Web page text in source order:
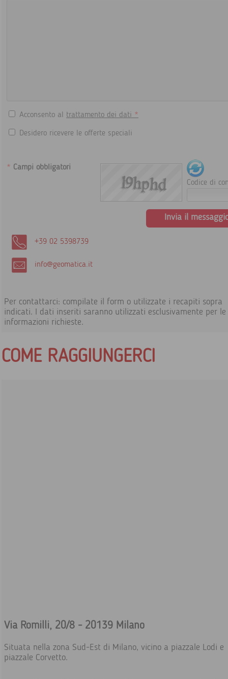
Acconsento al trattamento dei dati *
Desidero ricevere le offerte speciali
* Campi obbligatori
Codice di
Invia il
+39 02 5398739
info@geomatica.it
Per contattarci: compilate il form o utilizzate i recapiti sopra
indicati. I dati inseriti saranno utilizzati esclusivamente per le
informazioni richieste.
COME RAGGIUNGERCI
Via Romilli, 20/8 - 20139 Milano
Situata nella zona Sud-Est di Milano, vicino a piazzale Lodi e
piazzale Corvetto.